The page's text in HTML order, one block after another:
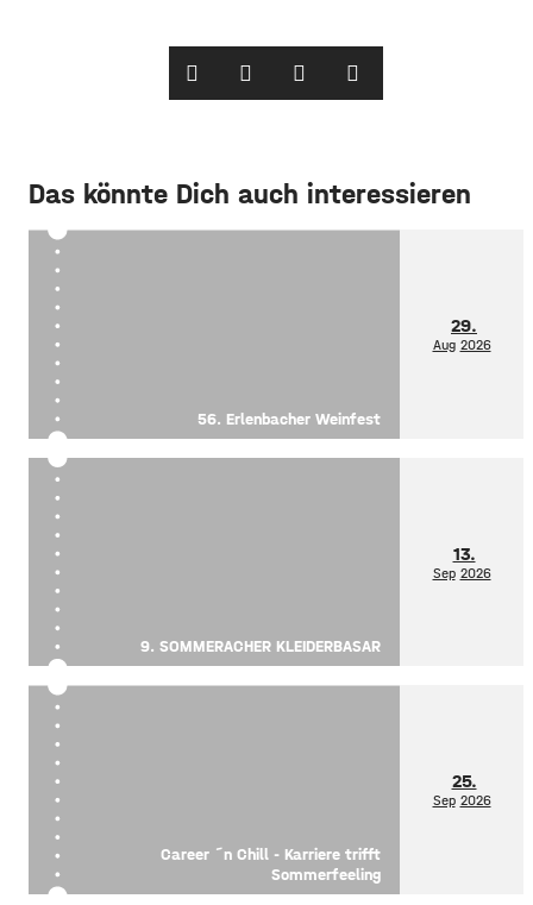
Das könnte Dich auch interessieren
56. Erlenbacher Weinfest
29.
Aug 2026
9. SOMMERACHER KLEIDERBASAR
13.
Sep 2026
Career ´n Chill - Karriere trifft
Sommerfeeling
25.
Sep 2026